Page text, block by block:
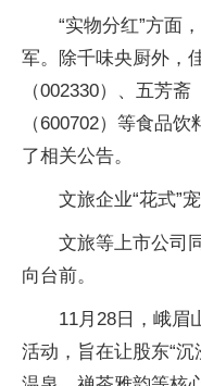
“实物分红”方面
军。除千味央厨外，
（002330）、五芳
（600702）等食品
了相关公告。
文旅企业“花式”
文旅等上市公司
向台前。
11月28日，峨眉
活动，旨在让股东“